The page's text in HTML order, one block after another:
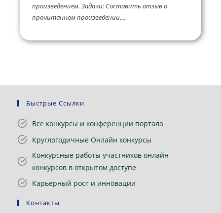
произведением. Задачи: Составить отзыв о
прочитанном произведении....
Быстрые Ссылки
Все конкурсы и конференции портала
Круглогодичные Онлайн конкурсы
Конкурсные работы участников онлайн
конкурсов в открытом доступе
Карьерный рост и инновации
Контакты